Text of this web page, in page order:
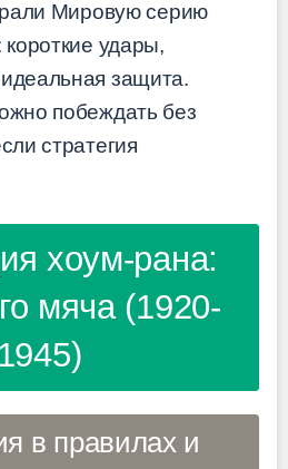
Мировую серию
короткие удары,
защита.
побеждать без
стратегия
хоум-рана:
мяча (1920-
1945)
в правилах и